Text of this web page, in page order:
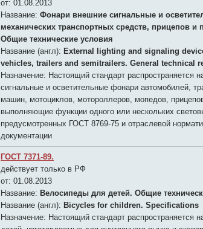
от: 01.08.2013
Название: Фонари внешние сигнальные и
механических транспортных средств, прицепов и
Общие технические условия
Название (англ): External lighting and signaling
vehicles, trailers and semitrailers. General technical
Назначение: Настоящий стандарт распространяется
сигнальные и осветительные фонари автомобилей,
машин, мотоциклов, мотороллеров, мопедов,
выполняющие функции одного или нескольких
предусмотренных ГОСТ 8769-75 и отраслевой
документации
ГОСТ 7371-89.
действует только в РФ
от: 01.08.2013
Название: Велосипеды для детей. Общие
Название (англ): Bicycles for children. Specifications
Назначение: Настоящий стандарт распространяется